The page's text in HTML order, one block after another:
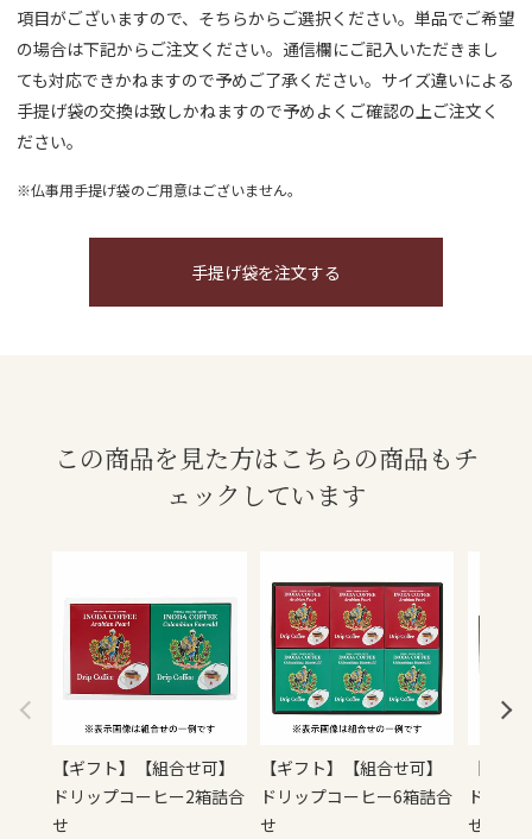
項目がございますので、そちらからご選択ください。単品でご希望
の場合は下記からご注文ください。通信欄にご記入いただきまし
ても対応できかねますので予めご了承ください。サイズ違いによる
手提げ袋の交換は致しかねますので予めよくご確認の上ご注文く
ださい。
※仏事用手提げ袋のご用意はございません。
手提げ袋を注文する
この商品を見た方はこちらの商品もチ
ェックしています
【ギフト】【組合せ可】
ドリップコーヒー2箱詰合
せ
【ギフト】【組合せ可】
ドリップコーヒー6箱詰合
せ
【ギフ
ドリッ
せ